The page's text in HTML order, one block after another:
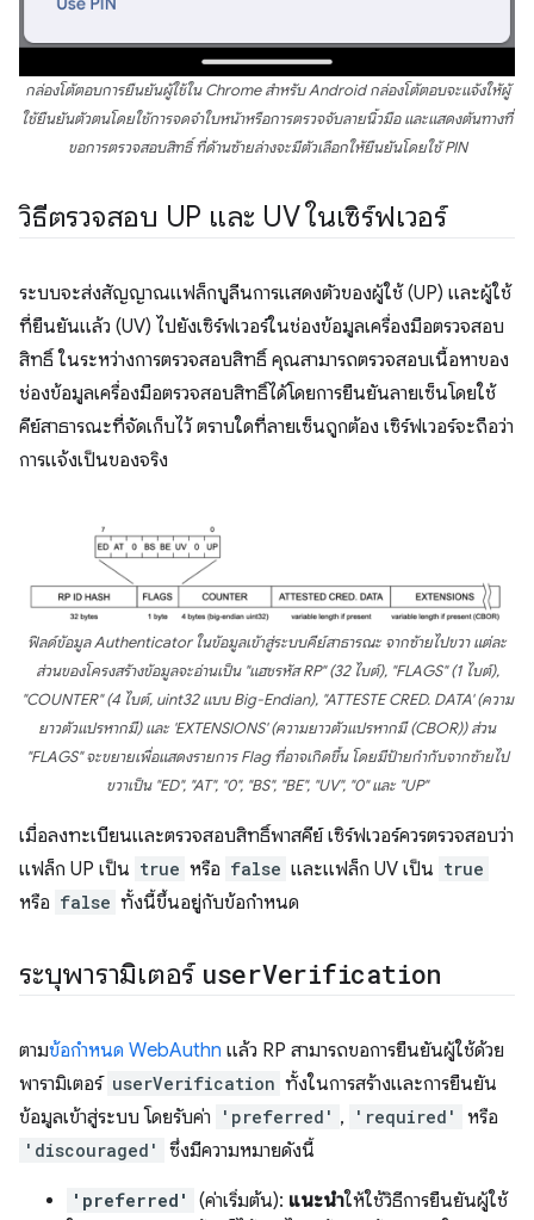
กล่องโต้ตอบการยืนยันผู้ใช้ใน Chrome สำหรับ Android กล่องโต้ตอบจะแจ้งให้ผู้
ใช้ยืนยันตัวตนโดยใช้การจดจำใบหน้าหรือการตรวจจับลายนิ้วมือ และแสดงต้นทางที่
ขอการตรวจสอบสิทธิ์ ที่ด้านซ้ายล่างจะมีตัวเลือกให้ยืนยันโดยใช้ PIN
วิธีตรวจสอบ UP และ UV ในเซิร์ฟเวอร์
ระบบจะส่งสัญญาณแฟล็กบูลีนการแสดงตัวของผู้ใช้ (UP) และผู้ใช้
ที่ยืนยันแล้ว (UV) ไปยังเซิร์ฟเวอร์ในช่องข้อมูลเครื่องมือตรวจสอบ
สิทธิ์ ในระหว่างการตรวจสอบสิทธิ์ คุณสามารถตรวจสอบเนื้อหาของ
ช่องข้อมูลเครื่องมือตรวจสอบสิทธิ์ได้โดยการยืนยันลายเซ็นโดยใช้
คีย์สาธารณะที่จัดเก็บไว้ ตราบใดที่ลายเซ็นถูกต้อง เซิร์ฟเวอร์จะถือว่า
การแจ้งเป็นของจริง
ฟิลด์ข้อมูล Authenticator ในข้อมูลเข้าสู่ระบบคีย์สาธารณะ จากซ้ายไปขวา แต่ละ
ส่วนของโครงสร้างข้อมูลจะอ่านเป็น "แฮชรหัส RP" (32 ไบต์), "FLAGS" (1 ไบต์),
"COUNTER" (4 ไบต์, uint32 แบบ Big-Endian), "ATTESTE CRED. DATA' (ความ
ยาวตัวแปรหากมี) และ 'EXTENSIONS' (ความยาวตัวแปรหากมี (CBOR)) ส่วน
"FLAGS" จะขยายเพื่อแสดงรายการ Flag ที่อาจเกิดขึ้น โดยมีป้ายกำกับจากซ้ายไป
ขวาเป็น "ED", "AT", "0", "BS", "BE", "UV", "0" และ "UP"
เมื่อลงทะเบียนและตรวจสอบสิทธิ์พาสคีย์ เซิร์ฟเวอร์ควรตรวจสอบว่า
แฟล็ก UP เป็น true หรือ false และแฟล็ก UV เป็น true
หรือ false ทั้งนี้ขึ้นอยู่กับข้อกำหนด
ระบุพารามิเตอร์ userVerification
ตามข้อกำหนด WebAuthn แล้ว RP สามารถขอการยืนยันผู้ใช้ด้วย
พารามิเตอร์ userVerification ทั้งในการสร้างและการยืนยัน
ข้อมูลเข้าสู่ระบบ โดยรับค่า
'preferred' , 'required' หรือ
'discouraged' ซึ่งมีความหมายดังนี้
'preferred' (ค่าเริ่มต้น): แนะนำให้ใช้วิธีการยืนยันผู้ใช้